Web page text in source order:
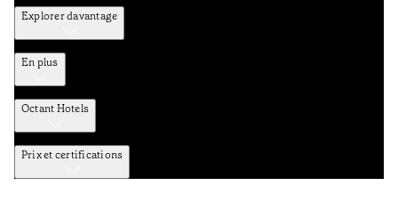
Explorer davantage
En plus
Octant Hotels
Prix et certifications